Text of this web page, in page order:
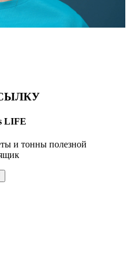
и тонны полезной